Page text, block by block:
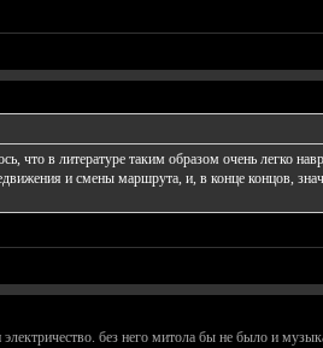
в литературе таким образом очень легко
и смены маршрута, и, в конце концов,
без него митола бы не было и